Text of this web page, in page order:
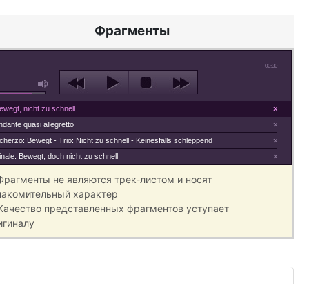
Фрагменты
00:30
×
nicht zu schnell
×
quasi allegretto
×
Bewegt - Trio: Nicht zu schnell - Keinesfalls schleppend
×
Bewegt, doch nicht zu schnell
не являются трек-листом и носят
характер
представленных фрагментов уступает